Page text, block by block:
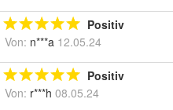
Positiv
Von: n***a 12.05.24
Positiv
Von: r***h 08.05.24